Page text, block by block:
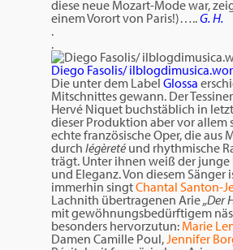
diese neue Mozart-Mode war,
einem Vorort von Paris!)…..G. H.
.
.
Diego Fasolis/
Die unter dem Label Glossa
Mitschnittes gewann. Der Tessiner
Hervé Niquet buchstäblich in
dieser Produktion aber vor allem
echte französische Oper, die aus
durch légèreté und rhythmische
trägt. Unter ihnen weiß der junge
und Eleganz. Von diesem
immerhin singtChantal Santon-
Lachnith übertragenen Arie„Der
mit gewöhnungsbedürftigem
besonders hervorzutun: Marie
Damen Camille Poul,Jennifer